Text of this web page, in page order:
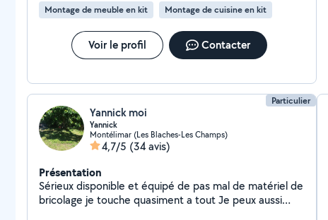
Montage de meuble en kit Montage de cuisine en kit
Voir le profil Contacter
Particulier
Yannick moi
Yannick
Montélimar (Les Blaches-Les Champs)
4,7/5 (34 avis)
Présentation
Sérieux disponible et équipé de pas mal de matériel de
bricolage je touche quasiment a tout Je peux aussi